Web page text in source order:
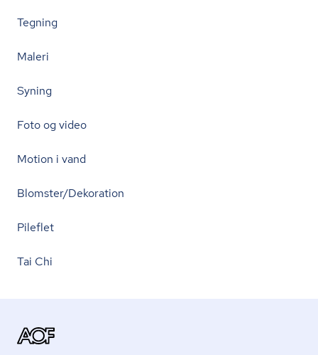
Tegning
Maleri
Syning
Foto og video
Motion i vand
Blomster/Dekoration
Pileflet
Tai Chi